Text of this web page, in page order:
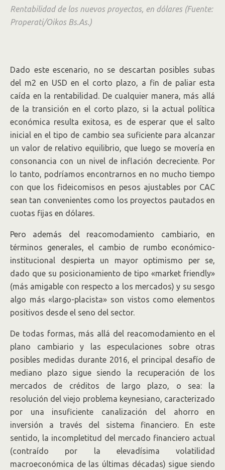
Rentabilidad de los nuevos proyectos, en dólares (Fuente:
Properati/Oikos Bs.As.)
Dado este escenario, no se descartan posibles subas
del m2 en USD en el corto plazo, a fin de paliar esta
caída en la rentabilidad. De cualquier manera, más allá
de la transición en el corto plazo, si la actual política
económica resulta exitosa, es de esperar que el salto
inicial en el tipo de cambio sea suficiente para alcanzar
un valor de relativo equilibrio, que luego se movería en
consonancia con un nivel de inflación decreciente. Por
lo tanto, podríamos encontrarnos en no mucho tiempo
con que los fideicomisos en pesos ajustables por CAC
sean tan convenientes como los proyectos pautados en
cuotas fijas en dólares.
Pero además del reacomodamiento cambiario, en
términos generales, el cambio de rumbo económico-
institucional despierta un mayor optimismo per se,
dado que su posicionamiento de tipo «market friendly»
(más amigable con respecto a los mercados) y su sesgo
algo más «largo-placista» son vistos como elementos
positivos desde el seno del sector.
De todas formas, más allá del reacomodamiento en el
plano cambiario y las especulaciones sobre otras
posibles medidas durante 2016, el principal desafío de
mediano plazo sigue siendo la recuperación de los
mercados de créditos de largo plazo, o sea: la
resolución del viejo problema keynesiano, caracterizado
por una insuficiente canalización del ahorro en
inversión a través del sistema financiero. En este
sentido, la incompletitud del mercado financiero actual
(contraído por la elevadísima volatilidad
macroeconómica de las últimas décadas) sigue siendo